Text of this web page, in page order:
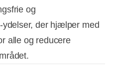
og
ydelser, der hjælper med
alle og reducere